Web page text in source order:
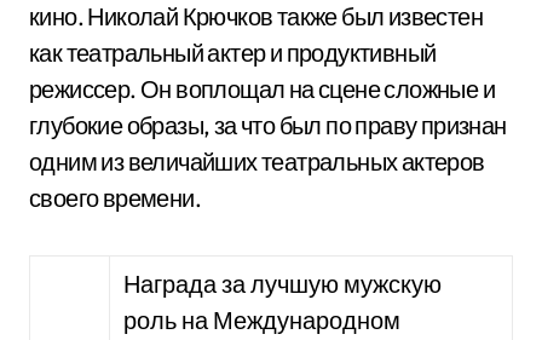
кино. Николай Крючков также был известен
как театральный актер и продуктивный
режиссер. Он воплощал на сцене сложные и
глубокие образы, за что был по праву признан
одним из величайших театральных актеров
своего времени.
Награда за лучшую мужскую
роль на Международном